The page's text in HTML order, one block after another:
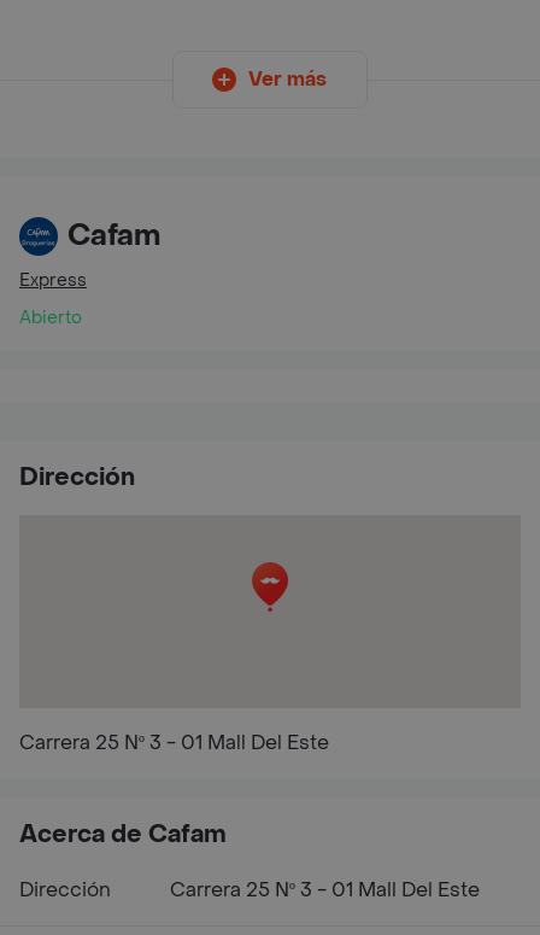
Ver más
Cafam
Express
Abierto
Dirección
Carrera 25 Nº 3 - 01 Mall Del Este
Acerca de Cafam
Dirección Carrera 25 Nº 3 - 01 Mall Del Este